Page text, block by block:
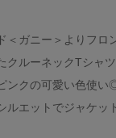
＜ガニー＞よりフロ
クルーネックTシャツ
ンクの可愛い色使い
ルエットでジャケッ